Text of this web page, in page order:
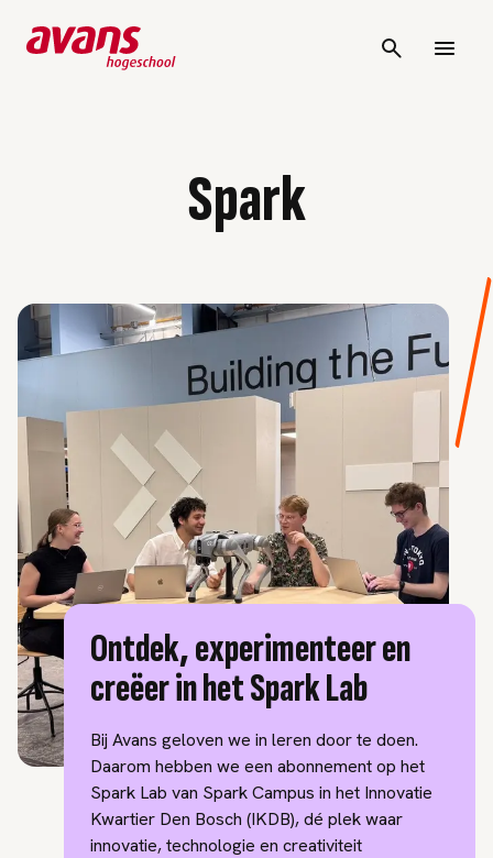
Spark
Ontdek, experimenteer en
creëer in het Spark Lab
Bij Avans geloven we in leren door te doen.
Daarom hebben we een abonnement op het
Spark Lab van Spark Campus in het Innovatie
Kwartier Den Bosch (IKDB), dé plek waar
innovatie, technologie en creativiteit